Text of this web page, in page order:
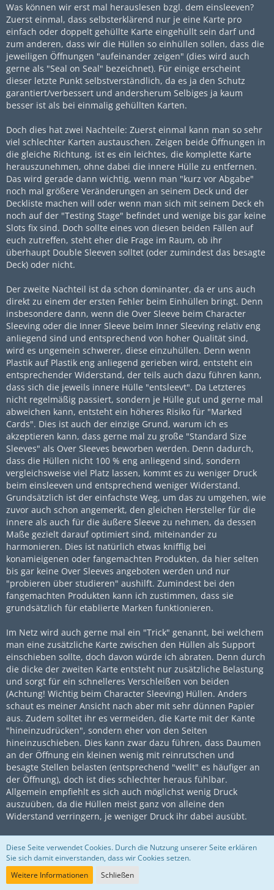
Was können wir erst mal herauslesen bzgl. dem einsleeven?
Zuerst einmal, dass selbsterklärend nur je eine Karte pro
einfach oder doppelt gehüllte Karte eingehüllt sein darf und
zum anderen, dass wir die Hüllen so einhüllen sollen, dass die
jeweiligen Öffnungen "aufeinander zeigen" (dies wird auch
gerne als "Seal on Seal" bezeichnet). Für einige erscheint
dieser letzte Punkt selbstverständlich, da es ja den Schutz
garantiert/verbessert und andersherum Selbiges ja kaum
besser ist als bei einmalig gehüllten Karten.
Doch dies hat zwei Nachteile: Zuerst einmal kann man so sehr
viel schlechter Karten austauschen. Zeigen beide Öffnungen in
die gleiche Richtung, ist es ein leichtes, die komplette Karte
herauszunehmen, ohne dabei die innere Hülle zu entfernen.
Das wird gerade dann wichtig, wenn man "kurz vor Abgabe"
noch mal größere Veränderungen an seinem Deck und der
Deckliste machen will oder wenn man sich mit seinem Deck eh
noch auf der "Testing Stage" befindet und wenige bis gar keine
Slots fix sind. Doch sollte eines von diesen beiden Fällen auf
euch zutreffen, steht eher die Frage im Raum, ob ihr
überhaupt Double Sleeven solltet (oder zumindest das besagte
Deck) oder nicht.
Der zweite Nachteil ist da schon dominanter, da er uns auch
direkt zu einem der ersten Fehler beim Einhüllen bringt. Denn
insbesondere dann, wenn die Over Sleeve beim Character
Sleeving oder die Inner Sleeve beim Inner Sleeving relativ eng
anliegend sind und entsprechend von hoher Qualität sind,
wird es ungemein schwerer, diese einzuhüllen. Denn wenn
Plastik auf Plastik eng anliegend gerieben wird, entsteht ein
entsprechender Widerstand, der teils auch dazu führen kann,
dass sich die jeweils innere Hülle "entsleevt". Da Letzteres
nicht regelmäßig passiert, sondern je Hülle gut und gerne mal
abweichen kann, entsteht ein höheres Risiko für "Marked
Cards". Dies ist auch der einzige Grund, warum ich es
akzeptieren kann, dass gerne mal zu große "Standard Size
Sleeves" als Over Sleeves beworben werden. Denn dadurch,
dass die Hüllen nicht 100 % eng anliegend sind, sondern
vergleichsweise viel Platz lassen, kommt es zu weniger Druck
beim einsleeven und entsprechend weniger Widerstand.
Grundsätzlich ist der einfachste Weg, um das zu umgehen, wie
zuvor auch schon angemerkt, den gleichen Hersteller für die
innere als auch für die äußere Sleeve zu nehmen, da dessen
Maße gezielt darauf optimiert sind, miteinander zu
harmonieren. Dies ist natürlich etwas knifflig bei
konamieigenen oder fangemachten Produkten, da hier selten
bis gar keine Over Sleeves angeboten werden und nur
"probieren über studieren" aushilft. Zumindest bei den
fangemachten Produkten kann ich zustimmen, dass sie
grundsätzlich für etablierte Marken funktionieren.
Im Netz wird auch gerne mal ein "Trick" genannt, bei welchem
man eine zusätzliche Karte zwischen den Hüllen als Support
einschieben sollte, doch davon würde ich abraten. Denn durch
die dicke der zweiten Karte entsteht nur zusätzliche Belastung
und sorgt für ein schnelleres Verschleißen von beiden
(Achtung! Wichtig beim Character Sleeving) Hüllen. Anders
schaut es meiner Ansicht nach aber mit sehr dünnen Papier
aus. Zudem solltet ihr es vermeiden, die Karte mit der Kante
"hineinzudrücken", sondern eher von den Seiten
hineinzuschieben. Dies kann zwar dazu führen, dass Daumen
an der Öffnung ein kleinen wenig mit reinrutschen und
besagte Stellen belasten (entsprechend "wellt" es häufiger an
der Öffnung), doch ist dies schlechter heraus fühlbar.
Allgemein empfiehlt es sich auch möglichst wenig Druck
auszuüben, da die Hüllen meist ganz von alleine den
Widerstand verringern, je weniger Druck ihr dabei ausübt.
vermutlich erst mal von einem aufgeblähten Deck überrascht.
Dies passiert besonders leicht bei ganz neuen Hüllen und ist
auch wieder auf den Widerstand zurückzuführen. Denn
Diese Seite verwendet Cookies. Durch die Nutzung unserer Seite erklären
Sie sich damit einverstanden, dass wir Cookies setzen.
Weitere Informationen
Schließen